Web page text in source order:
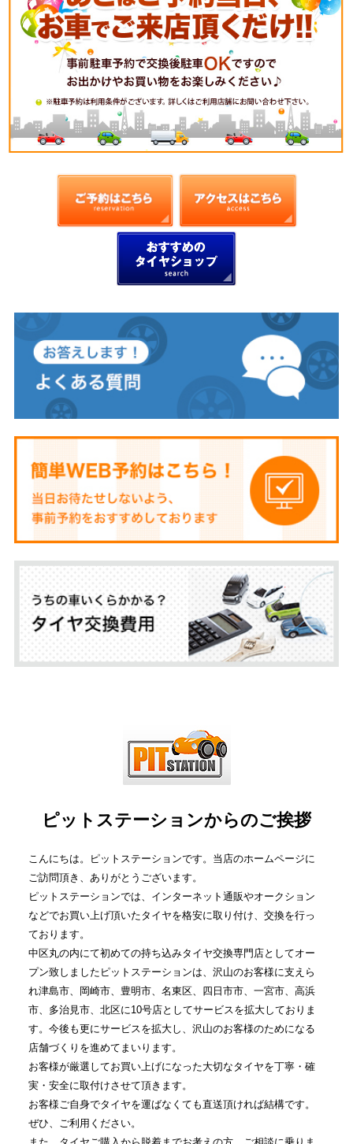
ピットステーションからのご挨拶
こんにちは。ピットステーションです。当店のホームページに
ご訪問頂き、ありがとうございます。
ピットステーションでは、インターネット通販やオークション
などでお買い上げ頂いたタイヤを格安に取り付け、交換を行っ
ております。
中区丸の内にて初めての持ち込みタイヤ交換専門店としてオー
プン致しましたピットステーションは、沢山のお客様に支えら
れ津島市、岡崎市、豊明市、名東区、四日市市、一宮市、高浜
市、多治見市、北区に10号店としてサービスを拡大しておりま
す。今後も更にサービスを拡大し、沢山のお客様のためになる
店舗づくりを進めてまいります。
お客様が厳選してお買い上げになった大切なタイヤを丁寧・確
実・安全に取付けさせて頂きます。
お客様ご自身でタイヤを運ばなくても直送頂ければ結構です。
ぜひ、ご利用ください。